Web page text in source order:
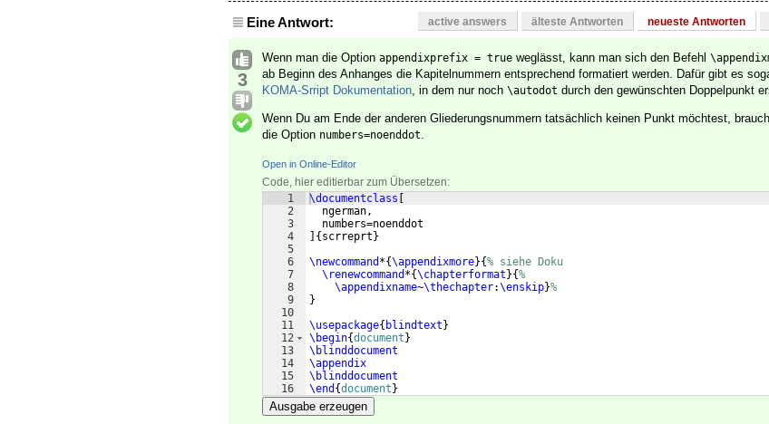
Eine Antwort: active answers älteste Antworten neueste Antworten
3
Wenn man die Option appendixprefix = true weglässt, kann man sich den Befehl
ab Beginn des Anhanges die Kapitelnummern entsprechend formatiert werden. Dafür gibt es
KOMA-Srript Dokumentation, in dem nur noch \autodot durch den gewünschten Doppelpunkt
Wenn Du am Ende der anderen Gliederungsnummern tatsächlich keinen Punkt möchtest,
die Option numbers=noenddot.
Open in Online-Editor
Code, hier editierbar zum Übersetzen:
1
2
3
4
5
6
7
8
9
10
11
12
13
14
15
16
\documentclass
  ngerman,
  numbers=noenddot
{ scrreprt }
\newcommand *{\appendixmore}{% siehe Doku
\renewcommand *{\chapterformat }{%
\appendixname~\thechapter:\enskip}%
}
\usepackage{ blindtext }
\begin{document }
\blinddocument
\appendix
\blinddocument
\end {document }
Ausgabe erzeugen